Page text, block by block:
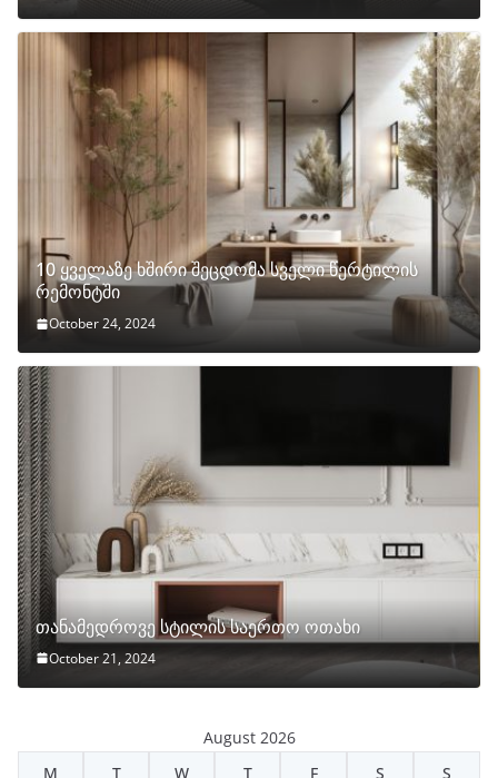
10 ყველაზე ხშირი შეცდომა სველი წერტილის
რემონტში
October 24, 2024
თანამედროვე სტილის საერთო ოთახი
October 21, 2024
August 2026
M
T W T F S S